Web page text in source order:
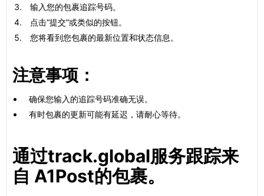
输入您的包裹追踪号码。
点击“提交”或类似的按钮。
您将看到您包裹的最新位置和状态信息。
注意事项：
确保您输入的追踪号码准确无误。
有时包裹的更新可能有延迟，请耐心等待。
通过track.global服务跟踪来
自 A1Post的包裹。